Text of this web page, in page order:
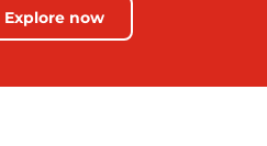
Explore now